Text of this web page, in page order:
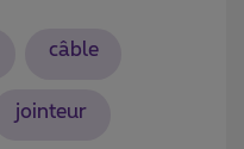
câble
jointeur